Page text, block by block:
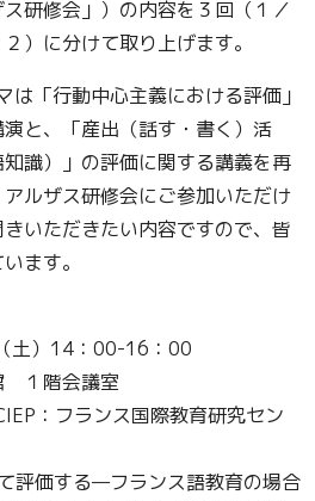
研修会」）の内容を３回（１／
）に分けて取り上げます。
「行動中心主義における評価」
と、「産出（話す・書く）活
識）」の評価に関する講義を再
ルザス研修会にご参加いただけ
いただきたい内容ですので、皆
ます。
土）14：00-16：00
１階会議室
：フランス国際教育研究セン
評価する—フランス語教育の場合